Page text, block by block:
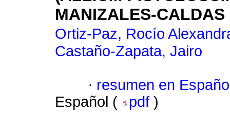
MANIZALES-CALDAS
Ortiz-Paz, Rocío
Castaño-Zapata, Jairo
· resumen en
Español (
pdf )